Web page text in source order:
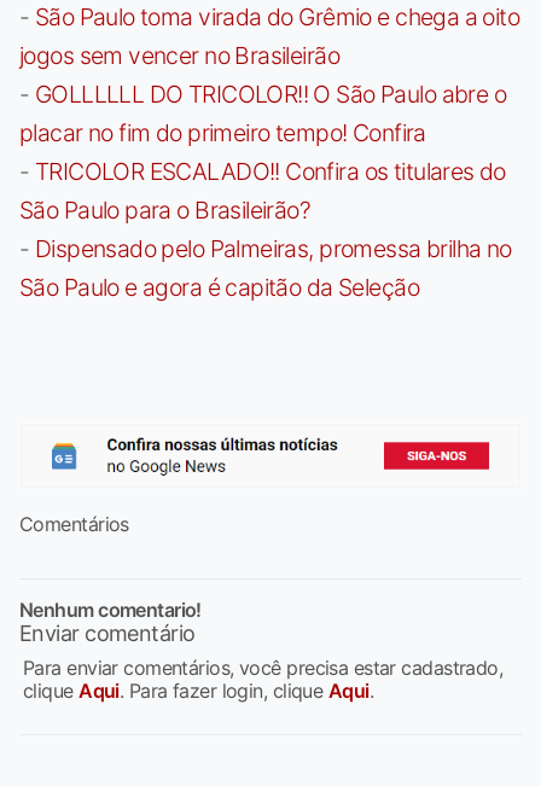
- São Paulo toma virada do Grêmio e chega a oito
jogos sem vencer no Brasileirão
- GOLLLLLL DO TRICOLOR!! O São Paulo abre o
placar no fim do primeiro tempo! Confira
- TRICOLOR ESCALADO!! Confira os titulares do
São Paulo para o Brasileirão?
- Dispensado pelo Palmeiras, promessa brilha no
São Paulo e agora é capitão da Seleção
Comentários
Nenhum comentario!
Enviar comentário
Para enviar comentários, você precisa estar cadastrado,
cliqueAqui. Para fazer login, clique Aqui.